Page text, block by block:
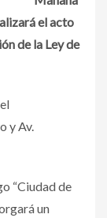
el acto
de la Ley de
y Av.
“Ciudad de
un